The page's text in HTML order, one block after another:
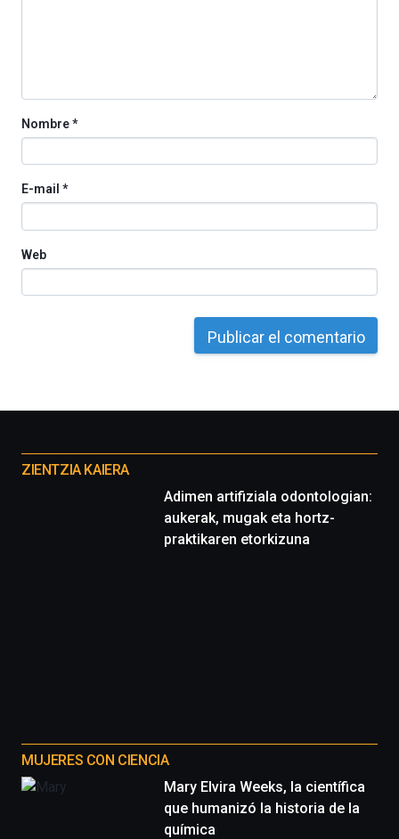
Nombre*
E-mail *
Web
proyectos
ZIENTZIA KAIERA
Adimen artifiziala odontologian:
aukerak, mugak eta hortz-
praktikaren etorkizuna
MUJERES CON CIENCIA
Mary Elvira Weeks, la científica
que humanizó la historia de la
química